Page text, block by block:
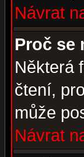
Návrat
Proč se
Některá
čtení,
může
Návrat